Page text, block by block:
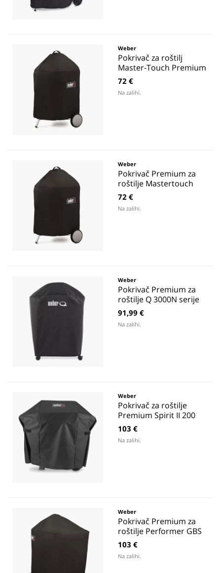
Weber
Pokrivač za roštilj
Master-Touch Premium
72 €
Na zalihi.
Weber
Pokrivač Premium za
roštilje Mastertouch
72 €
Na zalihi.
Weber
Pokrivač Premium za
roštilje Q 3000N serije
91,99 €
Na zalihi.
Weber
Pokrivač za roštilje
Premium Spirit II 200
103 €
Na zalihi.
Weber
Pokrivač Premium za
roštilje Performer GBS
103 €
Na zalihi.